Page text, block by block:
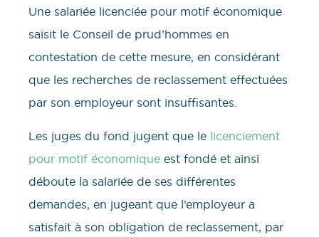
Une salariée licenciée pour motif économique
saisit le Conseil de prud’hommes en
contestation de cette mesure, en considérant
que les recherches de reclassement effectuées
par son employeur sont insuffisantes.
Les juges du fond jugent que le licenciement
pour motif économique est fondé et ainsi
déboute la salariée de ses différentes
demandes, en jugeant que l’employeur a
satisfait à son obligation de reclassement, par